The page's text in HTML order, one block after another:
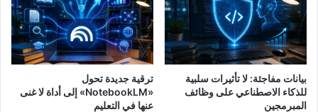
بيانات مفاجئة: لا تأثيرات سلبية
للذكاء الاصطناعي على وظائف
المبرمجين
ترقية جديدة تحول
«NotebookLM» إلى أداة لا غنى
عنها في التعليم